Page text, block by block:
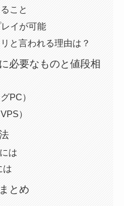
こと
イが可能
と言われる理由は？
必要なものと値段相
PC）
）
は
は
とめ